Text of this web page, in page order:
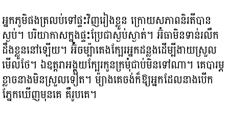
អ្នកភូមិផងត្រលប់ទៅផ្ទះវិញរៀងខ្លួន ក្រោយសភាពនិរតីបាន
ស្ងប់។ បរិយាកាសក្នុងផ្ទះប្រែជាស្ងប់ស្ងាត់។ អ៊ំធាមិនទាន់រលឹក
ដឹងខ្លួននៅឡើយ។ អ៊ំចម្ប៉ាគេងក្បែរអ្នកដន្លងដើម្បីងាយស្រួល
មើលថែ។ ឯឧត្តរាអង្គុយក្បែរកូនក្រមុំជាប់មិនទៅណា។ គេបារម្ភ
ខ្លាចនាងមិនស្រួលទៀត។ ម៉្យាងគេចង់ក៏ឱ្យអ្នកដែលនាងបើក
ភ្នែកឃើញមុនគេ គឺរូបគេ។